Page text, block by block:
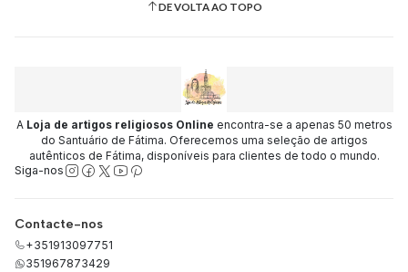
DE VOLTA AO TOPO
A Loja de artigos religiosos Online encontra-se a apenas 50 metros
do Santuário de Fátima. Oferecemos uma seleção de artigos
autênticos de Fátima, disponíveis para clientes de todo o mundo.
Siga-nos
Contacte-nos
+351913097751
351967873429